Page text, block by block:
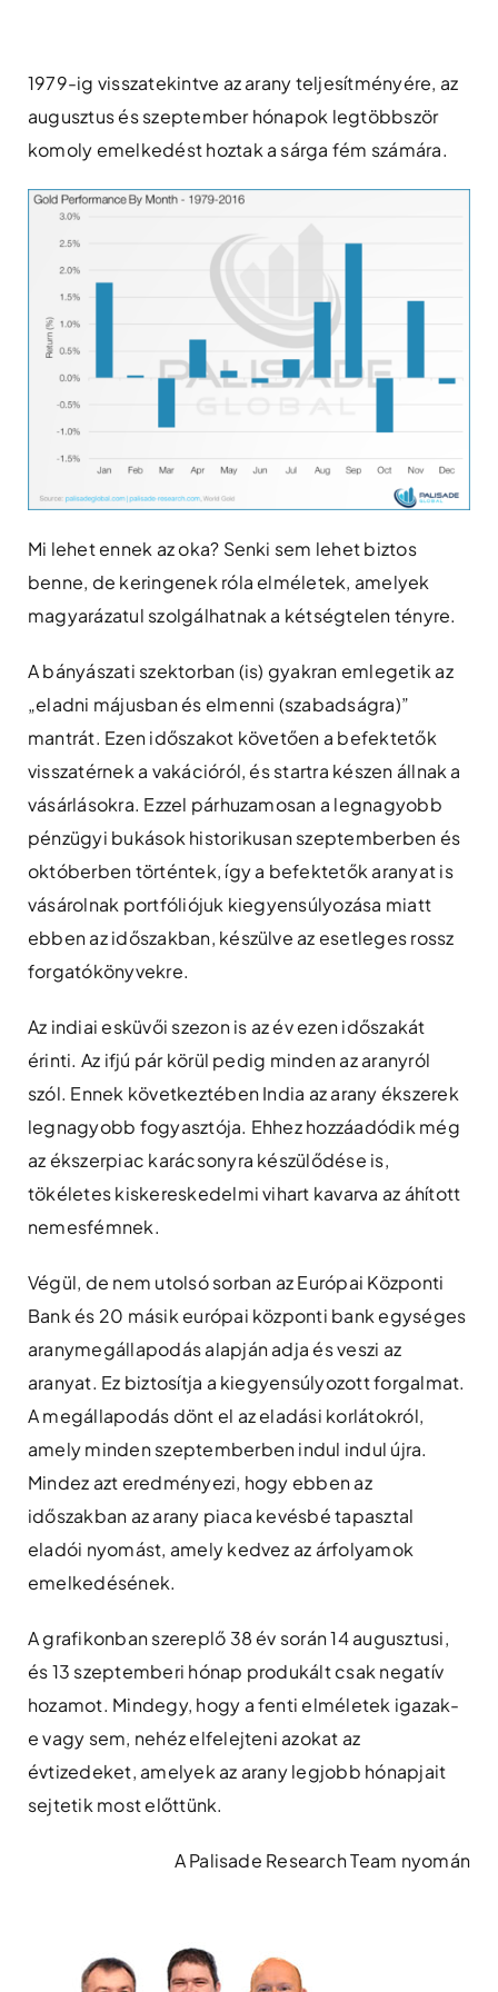
content
1979-ig visszatekintve az arany teljesítményére, az
augusztus és szeptember hónapok legtöbbször
komoly emelkedést hoztak a sárga fém számára.
Mi lehet ennek az oka? Senki sem lehet biztos
benne, de keringenek róla elméletek, amelyek
magyarázatul szolgálhatnak a kétségtelen tényre.
A bányászati ​​szektorban (is) gyakran emlegetik az
„eladni májusban és elmenni (szabadságra)”
mantrát. Ezen időszakot követően a befektetők
visszatérnek a vakációról, és startra készen állnak a
vásárlásokra. Ezzel párhuzamosan a legnagyobb
pénzügyi bukások historikusan szeptemberben és
októberben történtek, így a befektetők aranyat is
vásárolnak portfóliójuk kiegyensúlyozása miatt
ebben az időszakban, készülve az esetleges rossz
forgatókönyvekre.
Az indiai esküvői szezon is az év ezen időszakát
érinti. Az ifjú pár körül pedig minden az aranyról
szól. Ennek következtében India az arany ékszerek
legnagyobb fogyasztója. Ehhez hozzáadódik még
az ékszerpiac karácsonyra készülődése is,
tökéletes kiskereskedelmi vihart kavarva az áhított
nemesfémnek.
Végül, de nem utolsó sorban az Európai Központi
Bank és 20 másik európai központi bank egységes
aranymegállapodás alapján adja és veszi az
aranyat. Ez biztosítja a kiegyensúlyozott forgalmat.
A megállapodás dönt el az eladási korlátokról,
amely minden szeptemberben indul indul újra.
Mindez azt eredményezi, hogy ebben az
időszakban az arany piaca kevésbé tapasztal
eladói nyomást, amely kedvez az árfolyamok
emelkedésének.
A grafikonban szereplő 38 év során 14 augusztusi,
és 13 szeptemberi hónap produkált csak negatív
hozamot. Mindegy, hogy a fenti elméletek igazak-
e vagy sem, nehéz elfelejteni azokat az
évtizedeket, amelyek az arany legjobb hónapjait
sejtetik most előttünk.
A Palisade Research Team nyomán